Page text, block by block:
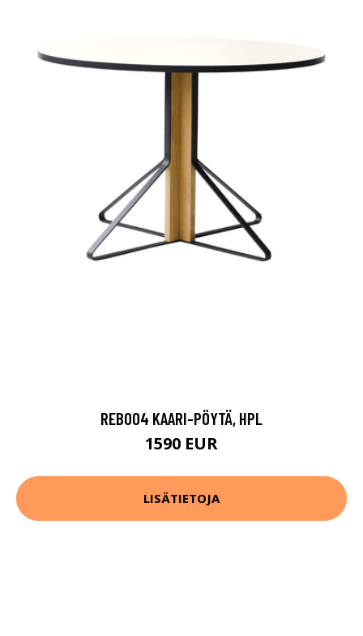
REB004 KAARI-PÖYTÄ, HPL
1590 EUR
LISÄTIETOJA